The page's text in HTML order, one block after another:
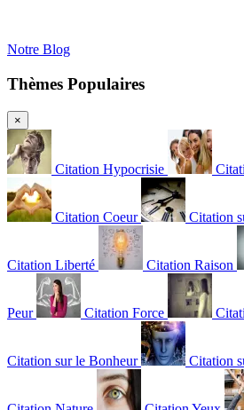
Notre Blog
Thèmes Populaires
×
Citation Hypocrisie
Citation Coeur Citation
Citation Liberté Citation Raison
Peur Citation Force
Citation sur le Bonheur Citation